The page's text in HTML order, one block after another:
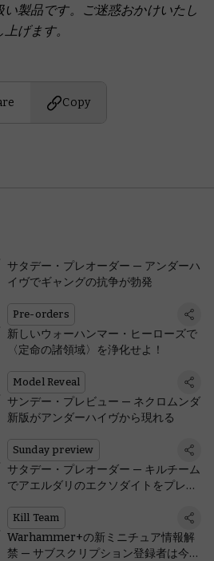
製品です。ご迷惑おかけいたし
げます。
Copy
サタデー・プレオーダー — アンダーハ
イヴでギャングの抗争が勃発
Pre-orders
新しいウォーハンマー・ヒーローズで
〈定命の諸領域〉を浄化せよ！
Model Reveal
サンデー・プレビュー — ネクロムンダ
新版がアンダーハイヴから現れる
Sunday preview
サタデー・プレオーダー — キルチーム
でアエルダリのエクソダイトをプレイ
Kill Team
Warhammer+の新ミニチュア情報解
禁 — サブスクリプション登録者は今回